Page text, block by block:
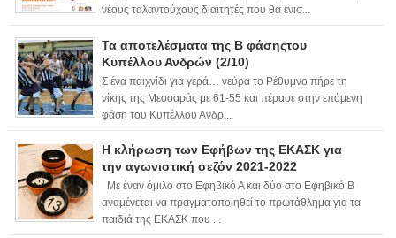
νέους ταλαντούχους διαιτητές που θα ενισ...
Τα αποτελέσματα της Β φάσηςτου
Κυπέλλου Ανδρών (2/10)
Σ ένα παιχνίδι για γερά… νεύρα το Ρέθυμνο πήρε τη
νίκης της Μεσσαράς με 61-55 και πέρασε στην επόμενη
φάση του Κυπέλλου Ανδρ...
Η κλήρωση των Εφήβων της ΕΚΑΣΚ για
την αγωνιστική σεζόν 2021-2022
Με έναν όμιλο στο Εφηβικό Α και δύο στο Εφηβικό Β
αναμένεται να πραγματοποιηθεί το πρωτάθλημα για τα
παιδιά της ΕΚΑΣΚ που ...